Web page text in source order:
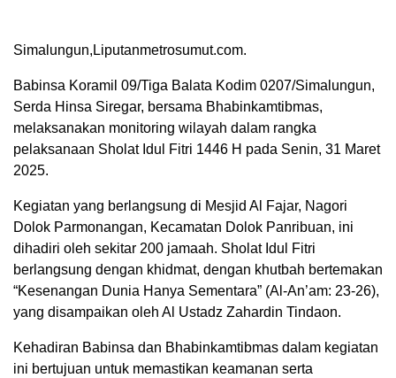
Simalungun,Liputanmetrosumut.com.
Babinsa Koramil 09/Tiga Balata Kodim 0207/Simalungun,
Serda Hinsa Siregar, bersama Bhabinkamtibmas,
melaksanakan monitoring wilayah dalam rangka
pelaksanaan Sholat Idul Fitri 1446 H pada Senin, 31 Maret
2025.
Kegiatan yang berlangsung di Mesjid Al Fajar, Nagori
Dolok Parmonangan, Kecamatan Dolok Panribuan, ini
dihadiri oleh sekitar 200 jamaah. Sholat Idul Fitri
berlangsung dengan khidmat, dengan khutbah bertemakan
“Kesenangan Dunia Hanya Sementara” (Al-An’am: 23-26),
yang disampaikan oleh Al Ustadz Zahardin Tindaon.
Kehadiran Babinsa dan Bhabinkamtibmas dalam kegiatan
ini bertujuan untuk memastikan keamanan serta